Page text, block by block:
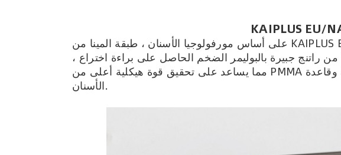
KAIPLUS EU/
على أساس مورفولوجيا الأسنان ، طبقة المينا من KAIPLUS EU/NA مصنوعة من الراتنج المركب ،
جبيرة بالبوليمر الضخم الحاصل على براءة اختراع ،
مما يساعد على تحقيق قوة هيكلية أعلى من PMMA ويضمن الالتصاق الكيميائي بين الأسنان وقاعدة
الأسنان.